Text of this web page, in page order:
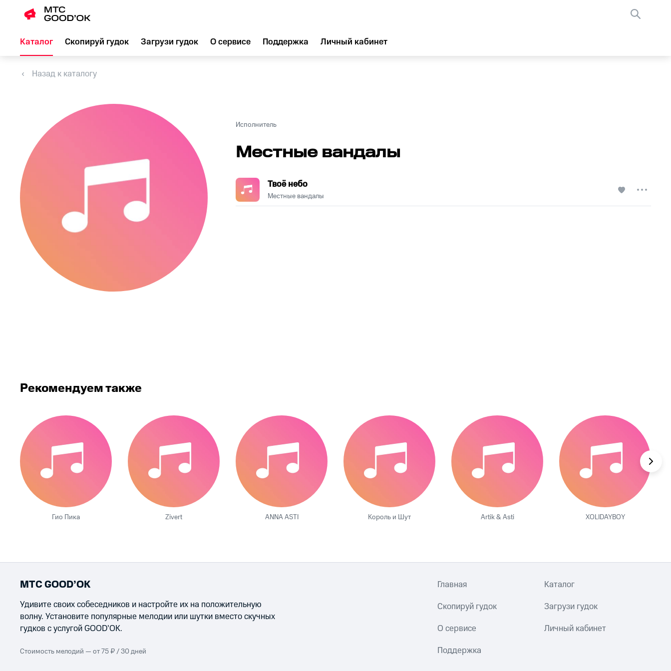
Каталог Скопируй гудок Загрузи гудок О сервисе Поддержка Личный кабинет
Назад к каталогу
Исполнитель
Местные вандалы
Твоё небо
Местные вандалы
Рекомендуем также
Гио Пика Zivert ANNA ASTI Король и Шут Artik & Asti XOLIDAYBOY
МТС GOOD’OK
Удивите своих собеседников и настройте их на положительную
волну. Установите популярные мелодии или шутки вместо скучных
гудков с услугой GOOD’OK.
Стоимость мелодий — от 75 ₽ / 30 дней
Главная Каталог
Скопируй гудок Загрузи гудок
О сервисе Личный кабинет
Поддержка